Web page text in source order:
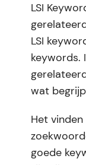
LSI
LSI
keywords.
wat
Het
goede